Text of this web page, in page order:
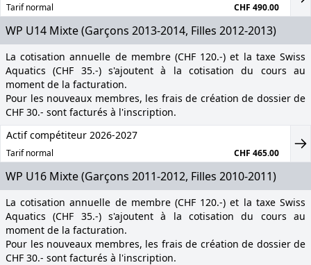
Tarif normal CHF 490.00
WP U14 Mixte (Garçons 2013-2014, Filles 2012-2013)
La cotisation annuelle de membre (CHF 120.-) et la taxe Swiss
Aquatics (CHF 35.-) s'ajoutent à la cotisation du cours au
moment de la facturation.
Pour les nouveaux membres, les frais de création de dossier de
CHF 30.- sont facturés à l'inscription.
Actif compétiteur 2026-2027
Tarif normal CHF 465.00
WP U16 Mixte (Garçons 2011-2012, Filles 2010-2011)
La cotisation annuelle de membre (CHF 120.-) et la taxe Swiss
Aquatics (CHF 35.-) s'ajoutent à la cotisation du cours au
moment de la facturation.
Pour les nouveaux membres, les frais de création de dossier de
CHF 30.- sont facturés à l'inscription.